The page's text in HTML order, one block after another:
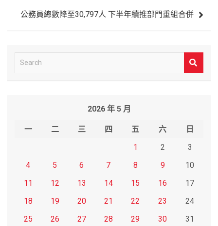
公務員總數降至30,797人 下半年續推部門重組合併
e
2026 年 5 月
一 二 三 四 五 六
日
1
2
3
4
5 6 7 8 9
10
11
12 13 14 15 16
17
18
19 20 21 22 23
24
25
26 27 28 29 30
31